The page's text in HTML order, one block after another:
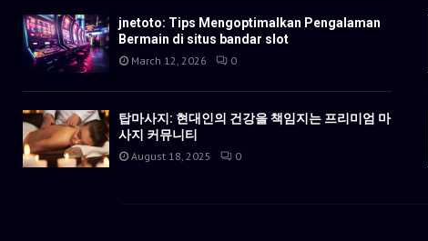
jnetoto: Tips Mengoptimalkan Pengalaman
Bermain di situs bandar slot
March 12, 2026 0
탑마사지: 현대인의 건강을 책임지는 프리미엄 마
사지 커뮤니티
August 18, 2025 0